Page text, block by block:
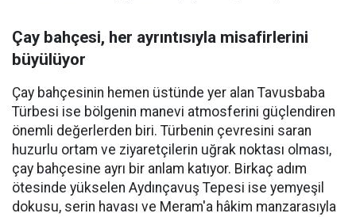
Çay bahçesi, her ayrıntısıyla misafirlerini
büyülüyor
Çay bahçesinin hemen üstünde yer alan Tavusbaba
Türbesi ise bölgenin manevi atmosferini güçlendiren
önemli değerlerden biri. Türbenin çevresini saran
huzurlu ortam ve ziyaretçilerin uğrak noktası olması,
çay bahçesine ayrı bir anlam katıyor. Birkaç adım
ötesinde yükselen Aydınçavuş Tepesi ise yemyeşil
dokusu, serin havası ve Meram'a hâkim manzarasıyla